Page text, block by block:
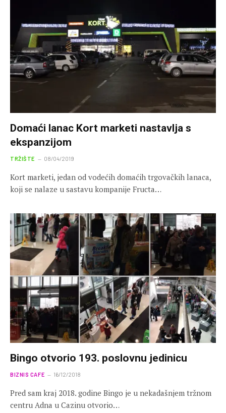
Domaći lanac Kort marketi nastavlja s
ekspanzijom
TRŽIŠTE 08/04/2019
Kort marketi, jedan od vodećih domaćih trgovačkih lanaca,
koji se nalaze u sastavu kompanije Fructa…
Bingo otvorio 193. poslovnu jedinicu
BIZNIS CAFE 16/12/2018
Pred sam kraj 2018. godine Bingo je u nekadašnjem tržnom
centru Adna u Cazinu otvorio…